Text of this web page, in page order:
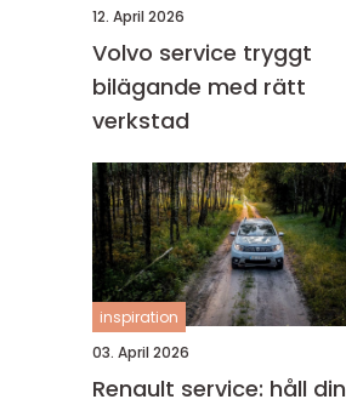
12. April 2026
Volvo service tryggt
bilägande med rätt
verkstad
inspiration
03. April 2026
Renault service: håll din